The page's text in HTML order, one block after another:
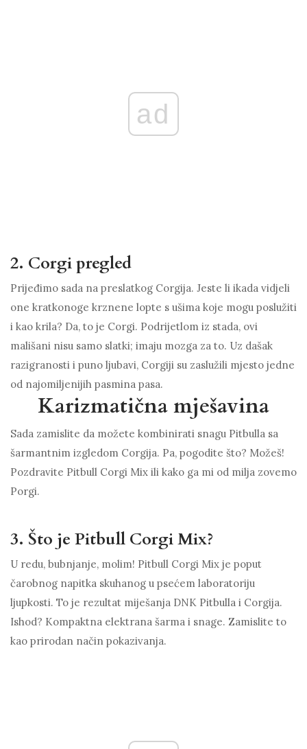
ad
2. Corgi pregled
Prijeđimo sada na preslatkog Corgija. Jeste li ikada vidjeli
one kratkonoge krznene lopte s ušima koje mogu poslužiti
i kao krila? Da, to je Corgi. Podrijetlom iz stada, ovi
mališani nisu samo slatki; imaju mozga za to. Uz dašak
razigranosti i puno ljubavi, Corgiji su zaslužili mjesto jedne
od najomiljenijih pasmina pasa.
Karizmatična mješavina
Sada zamislite da možete kombinirati snagu Pitbulla sa
šarmantnim izgledom Corgija. Pa, pogodite što? Možeš!
Pozdravite Pitbull Corgi Mix ili kako ga mi od milja zovemo
Porgi.
3. Što je Pitbull Corgi Mix?
U redu, bubnjanje, molim! Pitbull Corgi Mix je poput
čarobnog napitka skuhanog u psećem laboratoriju
ljupkosti. To je rezultat miješanja DNK Pitbulla i Corgija.
Ishod? Kompaktna elektrana šarma i snage. Zamislite to
kao prirodan način pokazivanja.